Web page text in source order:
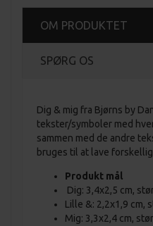
OM PRODUKTET
SPØRG OS
Dig & mig fra Bjørns by
tekster/symboler med
sammen med de andre
bruges til at lave
Produkt mål
Dig: 3,4x2,5 cm,
Lille &: 2,2x1,9 cm,
Mig: 3,3x2,4 cm,